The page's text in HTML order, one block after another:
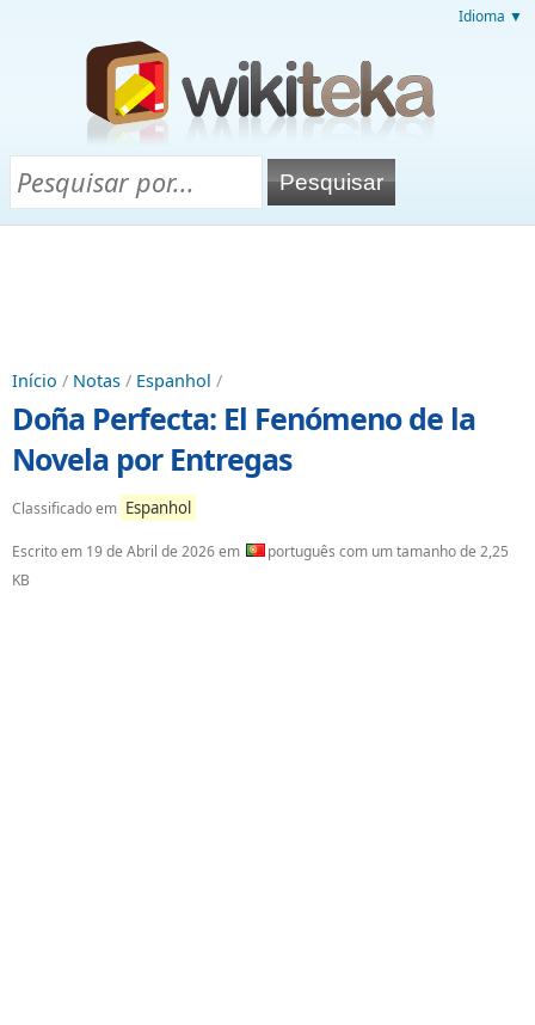
Idioma ▼
Início / Notas / Espanhol /
Doña Perfecta: El Fenómeno de la
Novela por Entregas
Classificado em Espanhol
Escrito em 19 de Abril de 2026em
português com um tamanho de 2,25
KB